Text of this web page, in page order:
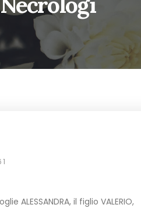
ALESSANDRA, il figlio VALERIO,